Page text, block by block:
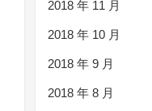
2018 年 11 月
2018 年 10 月
2018 年 9 月
2018 年 8 月